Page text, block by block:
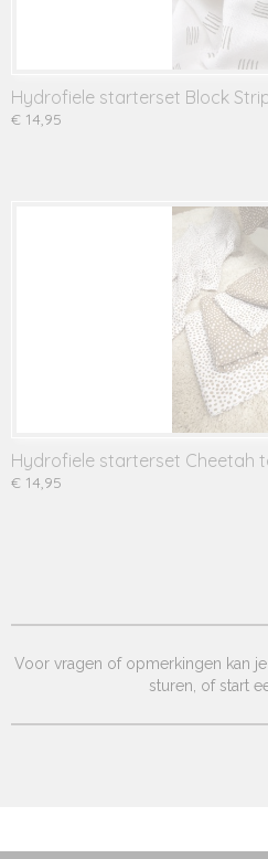
Hydrofiele starterset Block
€ 14,95
Hydrofiele starterset Cheetah
€ 14,95
Voor vragen of opmerkingen kan
sturen, of start